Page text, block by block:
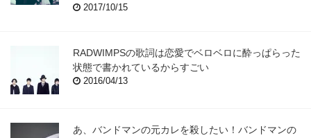
2017/10/15
RADWIMPSの歌詞は恋愛でベロベロに酔っぱらった
状態で書かれているからすごい
2016/04/13
あ、バンドマンの元カレを殺したい！バンドマンの